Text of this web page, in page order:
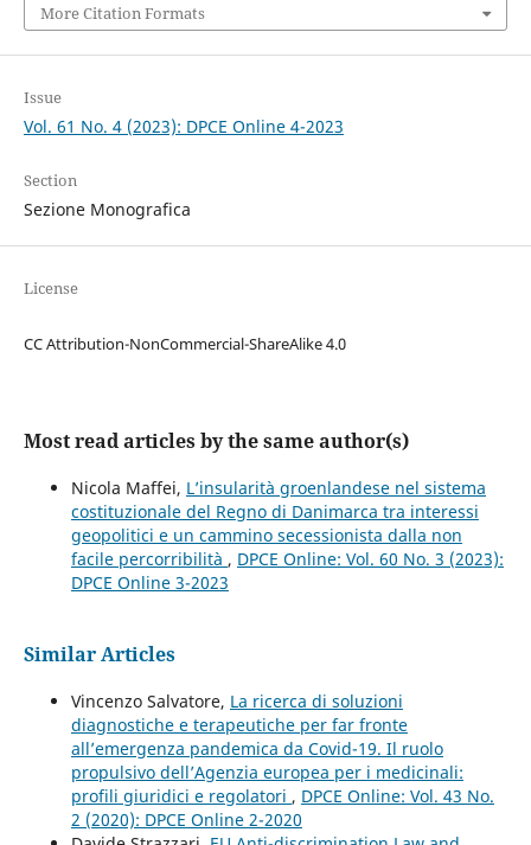
More Citation Formats
Issue
Vol. 61 No. 4 (2023): DPCE Online 4-2023
Section
Sezione Monografica
License
CC Attribution-NonCommercial-ShareAlike 4.0
Most read articles by the same author(s)
Nicola Maffei, L’insularità groenlandese nel sistema
costituzionale del Regno di Danimarca tra interessi
geopolitici e un cammino secessionista dalla non
facile percorribilità , DPCE Online: Vol. 60 No. 3 (2023):
DPCE Online 3-2023
Similar Articles
Vincenzo Salvatore, La ricerca di soluzioni
diagnostiche e terapeutiche per far fronte
all’emergenza pandemica da Covid-19. Il ruolo
propulsivo dell’Agenzia europea per i medicinali:
profili giuridici e regolatori , DPCE Online: Vol. 43 No.
2 (2020): DPCE Online 2-2020